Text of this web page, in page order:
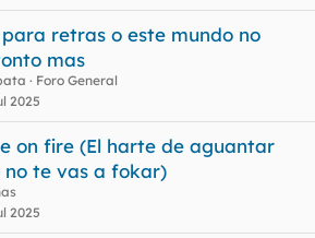
a
retras o este mundo no
mas
Foro General
2025
on fire (El harte de aguantar
no te vas a fokar)
2025